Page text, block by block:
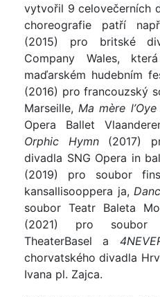
vytvořil 9 celovečerních
choreografie patří
(2015) pro britské
Company Wales,
maďarském hudebním
(2016) pro francouzský
Marseille,Ma mère l’Oye
Opera Ballet
Orphic Hymn(2017)
divadla SNG Opera in
(2019) pro soubor
kansallisooppera ja,
soubor Teatr Baleta
(2021) pro soubor
TheaterBasel a
chorvatského divadla
Ivana pl. Zajca.